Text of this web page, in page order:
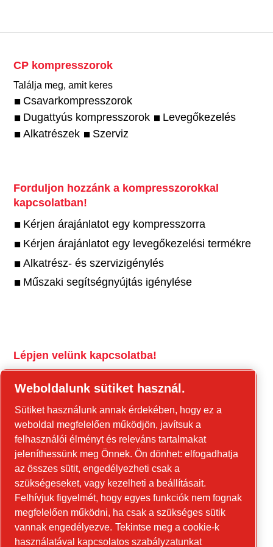
CP kompresszorok
Találja meg, amit keres
Csavarkompresszorok
Dugattyús kompresszorok
Levegőkezelés
Alkatrészek
Szerviz
Forduljon hozzánk a kompresszorokkal
kapcsolatban!
Kérjen árajánlatot egy kompresszorra
Kérjen árajánlatot egy levegőkezelési termékre
Alkatrész- és szervizigénylés
Műszaki segítségnyújtás igénylése
Lépjen velünk kapcsolatba!
Forduljon hozzánk az építőipari
berendezésekkel és a mobil energiaellátási
berendezésekkel kapcsolatban!
power-technique.cp.hu
Linkedin
YouTube
Weboldalunk sütiket használ.
Sütiket használunk annak érdekében, hogy ez a
weboldal megfelelően működjön, javítsuk a
felhasználói élményt és releváns tartalmakat
jeleníthessünk meg Önnek. Ön dönhet: elfogadhatja
az összes sütit, engedélyezheti csak a
szükségeseket, vagy kezelheti a beállításait.
Felhívjuk figyelmét, hogy egyes funkciók nem fognak
megfelelően működni, ha csak a szükséges sütik
vannak engedélyezve. Tekintse meg a cookie-k
használatával kapcsolatos szabályzatunkat